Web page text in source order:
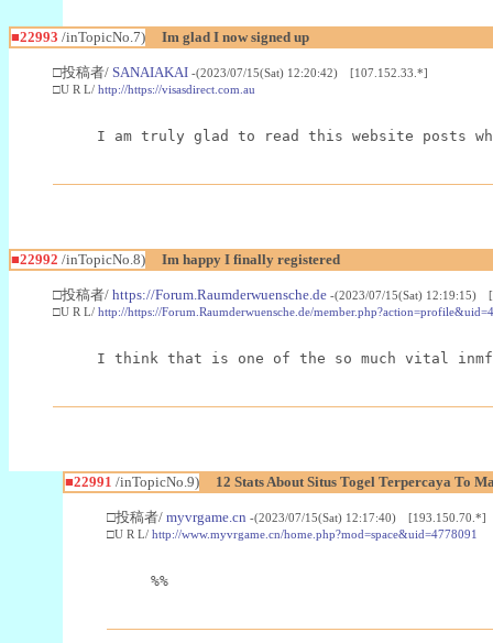
■22993 /inTopicNo.7) Im glad I now signed up
□投稿者/ SANAIAKAI -(2023/07/15(Sat) 12:20:42) [107.152.33.*]
□U R L/ http://https://visasdirect.com.au
I am truly glad to read this website posts
■22992 /inTopicNo.8) Im happy I finally registered
□投稿者/ https://Forum.Raumderwuensche.de -(2023/07/15(Sat) 12:19:15)
□U R L/ http://https://Forum.Raumderwuensche.de/
I think that is one of the so much vital
■22991 /inTopicNo.9) 12 Stats About Situs Togel Terpercaya To
□投稿者/ myvrgame.cn -(2023/07/15(Sat) 12:17:40) [193.150.70.*]
□U R L/ http://www.myvrgame.cn/home.php?mod=space&uid=4778091
%%